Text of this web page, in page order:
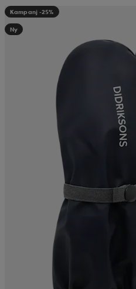
Kampanj -25%
Ny